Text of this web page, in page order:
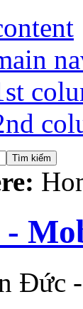
-
Đức